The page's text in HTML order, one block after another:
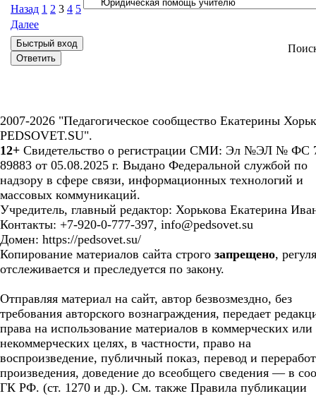
Назад 1 2 3 4 5
Далее
2007-2026 "Педагогическое сообщество Екатерины
PEDSOVET.SU".
12+ Свидетельство о регистрации СМИ: Эл №ЭЛ № ФС
89883 от 05.08.2025 г. Выдано Федеральной службой по
надзору в сфере связи, информационных технологий и
массовых коммуникаций.
Учредитель, главный редактор: Хорькова Екатерина
Контакты: +7-920-0-777-397, info@pedsovet.su
Домен: https://pedsovet.su/
Копирование материалов сайта строго запрещено,
отслеживается и преследуется по закону.
Отправляя материал на сайт, автор безвозмездно, без
требования авторского вознаграждения, передает
права на использование материалов в коммерческих или
некоммерческих целях, в частности, право на
воспроизведение, публичный показ, перевод и
произведения, доведение до всеобщего сведения — в
ГК РФ. (ст. 1270 и др.). См. также Правила публикации